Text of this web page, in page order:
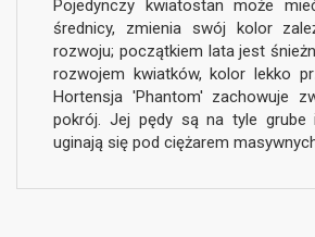
Pojedynczy kwiatostan może
średnicy, zmienia swój kolor
rozwoju; początkiem lata jest
rozwojem kwiatków, kolor lekko
Hortensja 'Phantom' zachowuje
pokrój. Jej pędy są na tyle grube
uginają się pod ciężarem